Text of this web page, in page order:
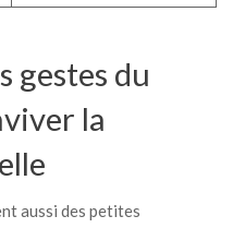
gestes du
la
aussi des petites